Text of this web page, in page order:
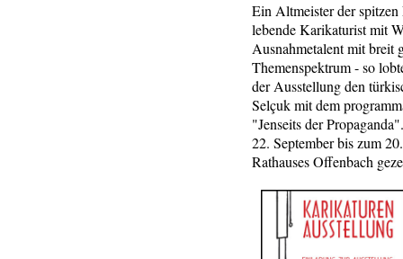
Ein Altmeister der spitzen
lebende Karikaturist mit
Ausnahmetalent mit breit
Themenspektrum - so
der Ausstellung den
Selçuk mit dem
"Jenseits der
22. September bis zum
Rathauses Offenbach